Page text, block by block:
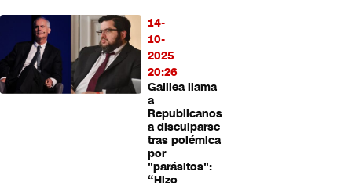
14-
10-
2025
20:26
Galilea llama
a
Republicanos
a disculparse
tras polémica
por
"parásitos":